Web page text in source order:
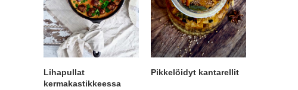
Lihapullat
kermakastikkeessa
Pikkelöidyt kantarellit